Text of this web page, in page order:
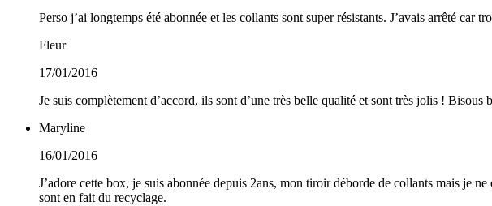
Perso j’ai longtemps été abonnée et les collants sont super résistants. J’avais arrêté car
Fleur
17/01/2016
Je suis complètement d’accord, ils sont d’une très belle qualité et sont très jolis ! Bisous
Maryline
16/01/2016
J’adore cette box, je suis abonnée depuis 2ans, mon tiroir déborde de collants mais je
sont en fait du recyclage.